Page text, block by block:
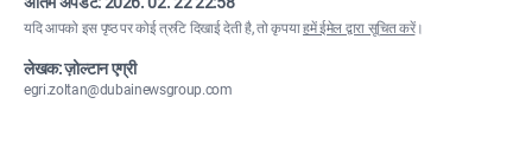
यदि आपको इस पृष्ठ पर कोई त्रुटि दिखाई देती है, तो कृपयाहमें ईमेल द्वारा सूचित करें।
लेखक: ज़ोल्टान एग्री
egri.zoltan@dubainewsgroup.com